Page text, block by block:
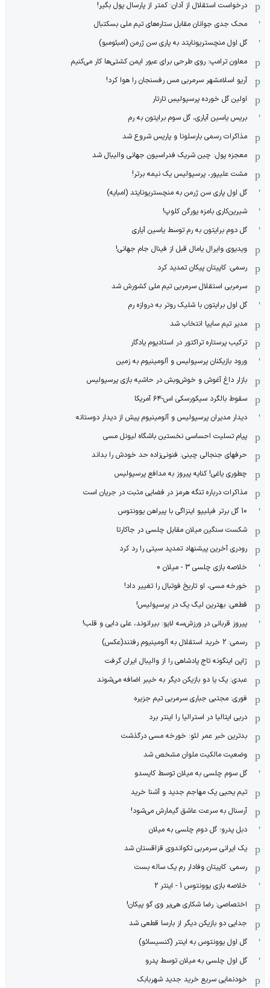
درخواست استقلال از آدان: کمتر از پارسال پول بگیر!
محک جدی ‌جوانان مقابل ستاره‌های تیم ملی بسکتبال
گل اول منچستریونایتد به پاری سن ژرمن (امبئومبو)
معاون ترامپ: روی طرحی برای عبور ایمن کشتی‌ها کار می‌کنیم
آریو اسلامشهر سرمربی مس رفسنجان را هوا کرد!
اولین گل خورده پرسپولیسِ تارتار
بریس یاسین آیاری، گل سوم برایتون به رم
مذاکرات رسمی بارسلونا و پاریس شروع شد
معجزه پول: چین شریک فدراسیون جهانی والیبال شد
مشت علیپور، پرسپولیس یک نیمه برتر!
گل اول پاری سن ژرمن به منچستریونایتد (امبایه)
شیرین‌کاری بامزه یورگن کلوپ!
گل دوم برایتون به رم توسط یاسین آیاری
ویدیوی وایرال یامال قبل از فینال جام جهانی!
رسمی: کاپیتان پیکان تمدید کرد
سرمربی استقلال سرمربی تیم ملی کشورش شد
گل اول برایتون با شلیک روتر به دروازه رم
مدیر تیم سایپا انتخاب شد
ترکیب پرستاره تراکتور در استادیوم یادگار
ورود بازیکنان پرسپولیس و آلومینیوم به زمین
بازار داغ آغوش و خوش‌و‌بش در حاشیه بازی پرسپولیس
سقوط بالگرد سیکورسکی اس-۶۴ آمریکا
دیدار مدیران پرسپولیس و آلومینیوم پیش از دیدار دوستانه
پیام تسلیت احساسی نخستین باشگاه لیونل مسی
حرفهای جنجالی چینی: فنونی‌زاده حد خودش را بداند
چطوری یاغی! کنایه پیروز به مدافع پرسپولیس
مذاکرات درباره تنگه هرمز در فضایی مثبت در جریان است
10 گل برتر فیلیپو اینزاگی با پیراهن یوونتوس
شکست سنگین میلان مقابل چلسی در جاکارتا
رودری آخرین پیشنهاد تمدید سیتی را رد کرد
خلاصه بازی چلسی 3 - میلان 0
خورخه مسی، او تاریخ فوتبال را تغییر داد!
قطعی: بهترین لیگ یک در پرسپولیس!
پیروز قربانی در ورزش‌سه لایو: بیرانوند، علی دایی و قلب!
رسمی: 2 خرید استقلال به آلومینیوم رفتند(عکس)
ژاپن اینگونه تاج پادشاهی را از والیبال ایران گرفت
عبدی: یک یا دو بازیکن دیگر به خیبر اضافه می‌شوند
فوری: مجتبی جباری سرمربی تیم جزیره
دربی ایتالیا در استرالیا را اینتر برد
بدترین خبر عمر لئو: خورخه مسی درگذشت
وضعیت مالکیت ملوان مشخص شد
گل سوم چلسی به میلان توسط کایسدو
تیم یحیی یک مهاجم جدید و آشنا خرید
آرسنال به سرعت عاشق گیمارش می‌شود!
دبل پدرو؛ گل دوم چلسی به میلان
یک ایرانی سرمربی تکواندوی قزاقستان شد
رسمی: کاپیتان وفادار رم یک ساله بست
خلاصه بازی یوونتوس 1 - اینتر 2
اختصاصی: رضا شکاری هی‌یر وی‌ گو پیکان!
جدایی دو بازیکن دیگر از بارسا قطعی شد
گل اول یوونتوس به اینتر (کنسیسائو)
گل اول چلسی به میلان توسط پدرو
خودنمایی سریع خرید جدید شهربابک